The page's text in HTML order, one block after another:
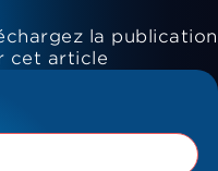
la publication
cet article